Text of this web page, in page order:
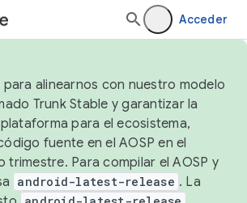
Acceder
alinearnos con nuestro modelo
Trunk Stable y garantizar la
para el ecosistema,
fuente en el AOSP en el
trimestre. Para compilar el AOSP y
android-latest-release . La